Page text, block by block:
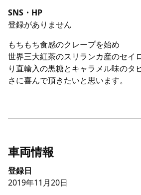
SNS・HP
登録がありません
もちもち食感のクレープを始め
世界三大紅茶のスリランカ産のセイ
り直輸入の黒糖とキャラメル味のタ
さに喜んで頂きたいと思います。
車両情報
登録日
2019年11月20日